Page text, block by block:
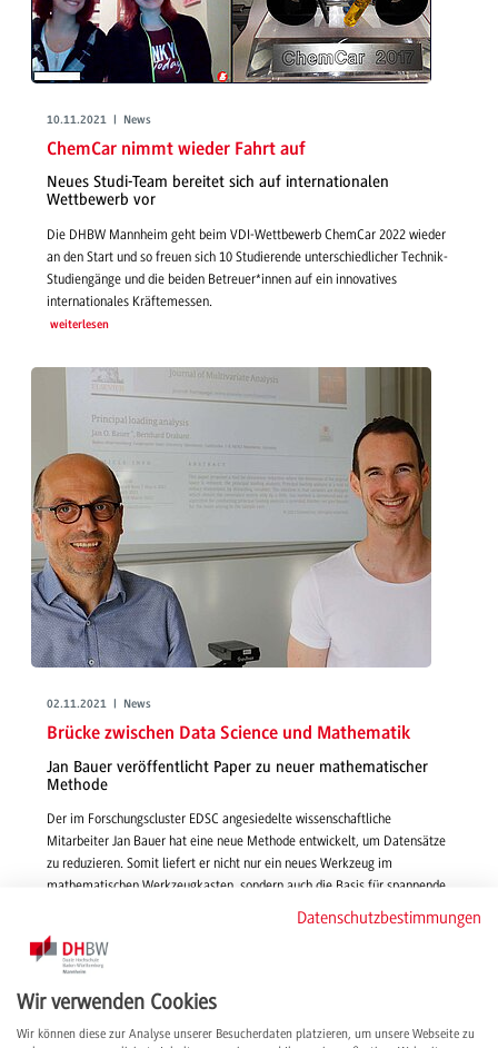
10.11.2021 | News
ChemCar nimmt wieder Fahrt auf
Neues Studi-Team bereitet sich auf internationalen
Wettbewerb vor
Die DHBW Mannheim geht beim VDI-Wettbewerb ChemCar 2022 wieder
an den Start und so freuen sich 10 Studierende unterschiedlicher Technik-
Studiengänge und die beiden Betreuer*innen auf ein innovatives
internationales Kräftemessen.
weiterlesen
02.11.2021 | News
Brücke zwischen Data Science und Mathematik
Jan Bauer veröffentlicht Paper zu neuer mathematischer
Methode
Der im Forschungscluster EDSC angesiedelte wissenschaftliche
Mitarbeiter Jan Bauer hat eine neue Methode entwickelt, um Datensätze
zu reduzieren. Somit liefert er nicht nur ein neues Werkzeug im
mathematischen Werkzeugkasten, sondern auch die Basis für spannende
Fragestellungen im Forschungsfeld Data Science.Datenschutzbestimmungen
Wir verwenden Cookies
Wir können diese zur Analyse unserer Besucherdaten platzieren, um unsere Webseite zu